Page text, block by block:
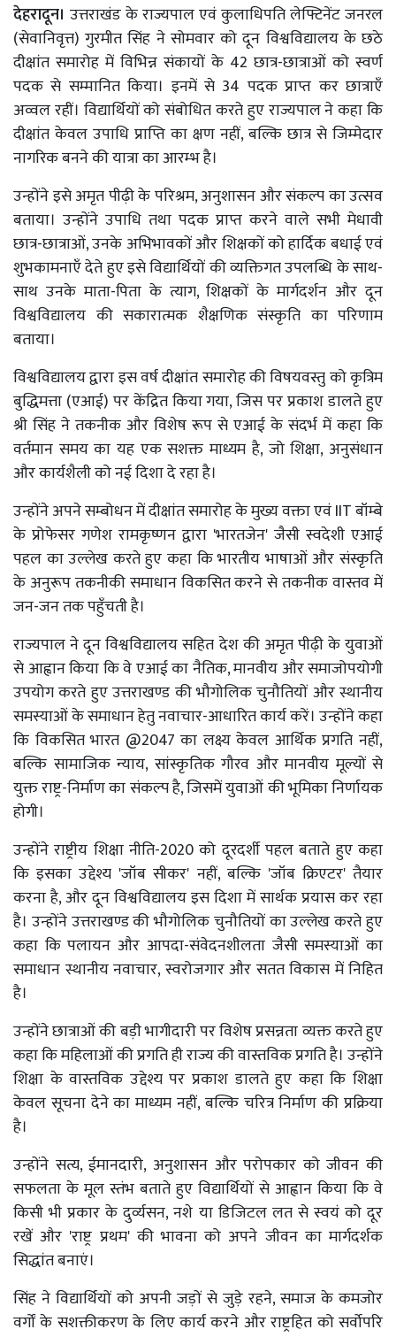
देहरादून। उत्तराखंड के राज्यपाल एवं कुलाधिपति लेफ्टिनेंट जनरल
(सेवानिवृत्त) गुरमीत सिंह ने सोमवार को दून विश्वविद्यालय के छठे
दीक्षांत समारोह में विभिन्न संकायों के 42 छात्र-छात्राओं को स्वर्ण
पदक से सम्मानित किया। इनमें से 34 पदक प्राप्त कर छात्राएँ
अव्वल रहीं। विद्यार्थियों को संबोधित करते हुए राज्यपाल ने कहा कि
दीक्षांत केवल उपाधि प्राप्ति का क्षण नहीं, बल्कि छात्र से जिम्मेदार
नागरिक बनने की यात्रा का आरम्भ है।
उन्होंने इसे अमृत पीढ़ी के परिश्रम, अनुशासन और संकल्प का उत्सव
बताया। उन्होंने उपाधि तथा पदक प्राप्त करने वाले सभी मेधावी
छात्र-छात्राओं, उनके अभिभावकों और शिक्षकों को हार्दिक बधाई एवं
शुभकामनाएँ देते हुए इसे विद्यार्थियों की व्यक्तिगत उपलब्धि के साथ-
साथ उनके माता-पिता के त्याग, शिक्षकों के मार्गदर्शन और दून
विश्वविद्यालय की सकारात्मक शैक्षणिक संस्कृति का परिणाम
बताया।
विश्वविद्यालय द्वारा इस वर्ष दीक्षांत समारोह की विषयवस्तु को कृत्रिम
बुद्धिमत्ता (एआई) पर केंद्रित किया गया, जिस पर प्रकाश डालते हुए
श्री सिंह ने तकनीक और विशेष रूप से एआई के संदर्भ में कहा कि
वर्तमान समय का यह एक सशक्त माध्यम है, जो शिक्षा, अनुसंधान
और कार्यशैली को नई दिशा दे रहा है।
उन्होंने अपने सम्बोधन में दीक्षांत समारोह के मुख्य वक्ता एवं IIT बॉम्बे
के प्रोफेसर गणेश रामकृष्णन द्वारा 'भारतजेन' जैसी स्वदेशी एआई
पहल का उल्लेख करते हुए कहा कि भारतीय भाषाओं और संस्कृति
के अनुरूप तकनीकी समाधान विकसित करने से तकनीक वास्तव में
जन-जन तक पहुँचती है।
राज्यपाल ने दून विश्वविद्यालय सहित देश की अमृत पीढ़ी के युवाओं
से आह्वान किया कि वे एआई का नैतिक, मानवीय और समाजोपयोगी
उपयोग करते हुए उत्तराखण्ड की भौगोलिक चुनौतियों और स्थानीय
समस्याओं के समाधान हेतु नवाचार-आधारित कार्य करें। उन्होंने कहा
कि विकसित भारत @2047 का लक्ष्य केवल आर्थिक प्रगति नहीं,
बल्कि सामाजिक न्याय, सांस्कृतिक गौरव और मानवीय मूल्यों से
युक्त राष्ट्र-निर्माण का संकल्प है, जिसमें युवाओं की भूमिका निर्णायक
होगी।
उन्होंने राष्ट्रीय शिक्षा नीति-2020 को दूरदर्शी पहल बताते हुए कहा
कि इसका उद्देश्य 'जॉब सीकर' नहीं, बल्कि 'जॉब क्रिएटर' तैयार
करना है, और दून विश्वविद्यालय इस दिशा में सार्थक प्रयास कर रहा
है। उन्होंने उत्तराखण्ड की भौगोलिक चुनौतियों का उल्लेख करते हुए
कहा कि पलायन और आपदा-संवेदनशीलता जैसी समस्याओं का
समाधान स्थानीय नवाचार, स्वरोजगार और सतत विकास में निहित
है।
उन्होंने छात्राओं की बड़ी भागीदारी पर विशेष प्रसन्नता व्यक्त करते हुए
कहा कि महिलाओं की प्रगति ही राज्य की वास्तविक प्रगति है। उन्होंने
शिक्षा के वास्तविक उद्देश्य पर प्रकाश डालते हुए कहा कि शिक्षा
केवल सूचना देने का माध्यम नहीं, बल्कि चरित्र निर्माण की प्रक्रिया
है।
उन्होंने सत्य, ईमानदारी, अनुशासन और परोपकार को जीवन की
सफलता के मूल स्तंभ बताते हुए विद्यार्थियों से आह्वान किया कि वे
किसी भी प्रकार के दुर्व्यसन, नशे या डिजिटल लत से स्वयं को दूर
रखें और 'राष्ट्र प्रथम' की भावना को अपने जीवन का मार्गदर्शक
सिद्धांत बनाएं।
सिंह ने विद्यार्थियों को अपनी जड़ों से जुड़े रहने, समाज के कमजोर
वर्गों के सशक्तीकरण के लिए कार्य करने और राष्ट्रहित को सर्वाेपरि